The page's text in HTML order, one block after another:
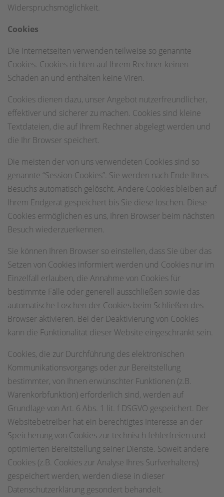
Widerspruchsmöglichkeit.
Cookies
Die Internetseiten verwenden teilweise so genannte
Cookies. Cookies richten auf Ihrem Rechner keinen
Schaden an und enthalten keine Viren.
Cookies dienen dazu, unser Angebot nutzerfreundlicher,
effektiver und sicherer zu machen. Cookies sind kleine
Textdateien, die auf Ihrem Rechner abgelegt werden und
die Ihr Browser speichert.
Die meisten der von uns verwendeten Cookies sind so
genannte “Session-Cookies”. Sie werden nach Ende Ihres
Besuchs automatisch gelöscht. Andere Cookies bleiben auf
Ihrem Endgerät gespeichert bis Sie diese löschen. Diese
Cookies ermöglichen es uns, Ihren Browser beim nächsten
Besuch wiederzuerkennen.
Sie können Ihren Browser so einstellen, dass Sie über das
Setzen von Cookies informiert werden und Cookies nur im
Einzelfall erlauben, die Annahme von Cookies für
bestimmte Fälle oder generell ausschließen sowie das
automatische Löschen der Cookies beim Schließen des
Browser aktivieren. Bei der Deaktivierung von Cookies
kann die Funktionalität dieser Website eingeschränkt sein.
Cookies, die zur Durchführung des elektronischen
Kommunikationsvorgangs oder zur Bereitstellung
bestimmter, von Ihnen erwünschter Funktionen (z.B.
Warenkorbfunktion) erforderlich sind, werden auf
Grundlage von Art. 6 Abs. 1 lit. f DSGVO gespeichert. Der
Websitebetreiber hat ein berechtigtes Interesse an der
Speicherung von Cookies zur technisch fehlerfreien und
optimierten Bereitstellung seiner Dienste. Soweit andere
Cookies (z.B. Cookies zur Analyse Ihres Surfverhaltens)
gespeichert werden, werden diese in dieser
Datenschutzerklärung gesondert behandelt.